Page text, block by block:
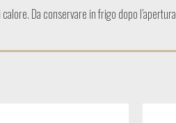
Da conservare in frigo dopo l’apertura